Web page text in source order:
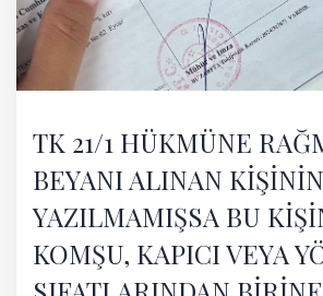
TK 21/1 HÜKMÜNE
BEYANI ALINAN
YAZILMAMIŞSA BU
KOMŞU, KAPICI VEYA